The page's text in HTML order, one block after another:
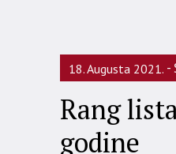
18. Augusta 2021.
Rang
godine